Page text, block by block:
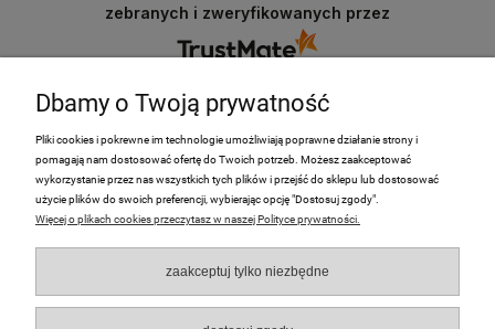
zebranych i zweryfikowanych przez
PRODUKTY
Moje Konto
Płatności i dostawa
Dbamy o Twoją prywatność
Pliki cookies i pokrewne im technologie umożliwiają poprawne działanie strony i
pomagają nam dostosować ofertę do Twoich potrzeb. Możesz zaakceptować
wykorzystanie przez nas wszystkich tych plików i przejść do sklepu lub dostosować
użycie plików do swoich preferencji, wybierając opcję "Dostosuj zgody".
Więcej o plikach cookies przeczytasz w naszej Polityce prywatności.
zaakceptuj tylko niezbędne